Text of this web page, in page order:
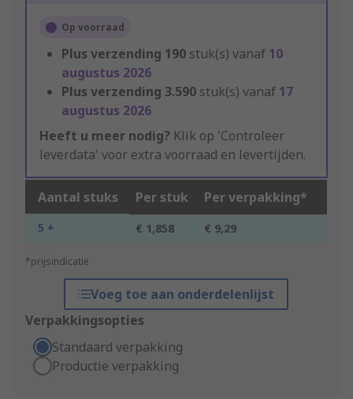
Op voorraad
Plus verzending 190 stuk(s) vanaf 10
augustus 2026
Plus verzending 3.590 stuk(s) vanaf 17
augustus 2026
Heeft u meer nodig? Klik op 'Controleer
leverdata' voor extra voorraad en levertijden.
Aantal stuks Per stuk Per verpakking*
5 + € 1,858 € 9,29
*prijsindicatie
Voeg toe aan onderdelenlijst
Verpakkingsopties
Standaard verpakking
Productie verpakking